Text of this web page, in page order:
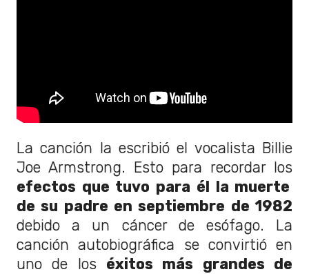
La canción la escribió el vocalista Billie
Joe Armstrong. Esto para recordar los
efectos que tuvo para él la muerte
de su padre en septiembre de 1982
debido a un cáncer de esófago. La
canción autobiográfica se convirtió en
uno de los éxitos más grandes de